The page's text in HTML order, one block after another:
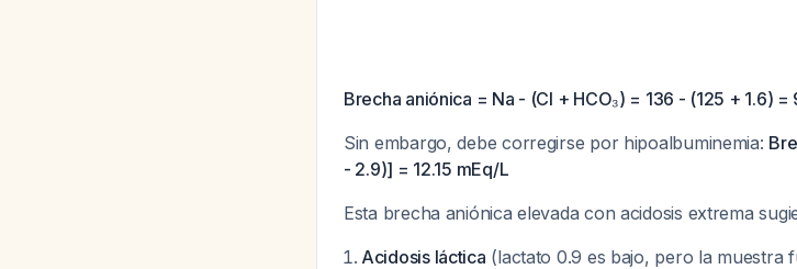
Brecha aniónica = Na - (Cl + HCO₃) = 136 - (125 + 1.6) =
Sin embargo, debe corregirse por hipoalbuminemia:
- 2.9)] = 12.15 mEq/L
Esta brecha aniónica elevada con acidosis extrema
Acidosis láctica (lactato 0.9 es bajo, pero la muestra